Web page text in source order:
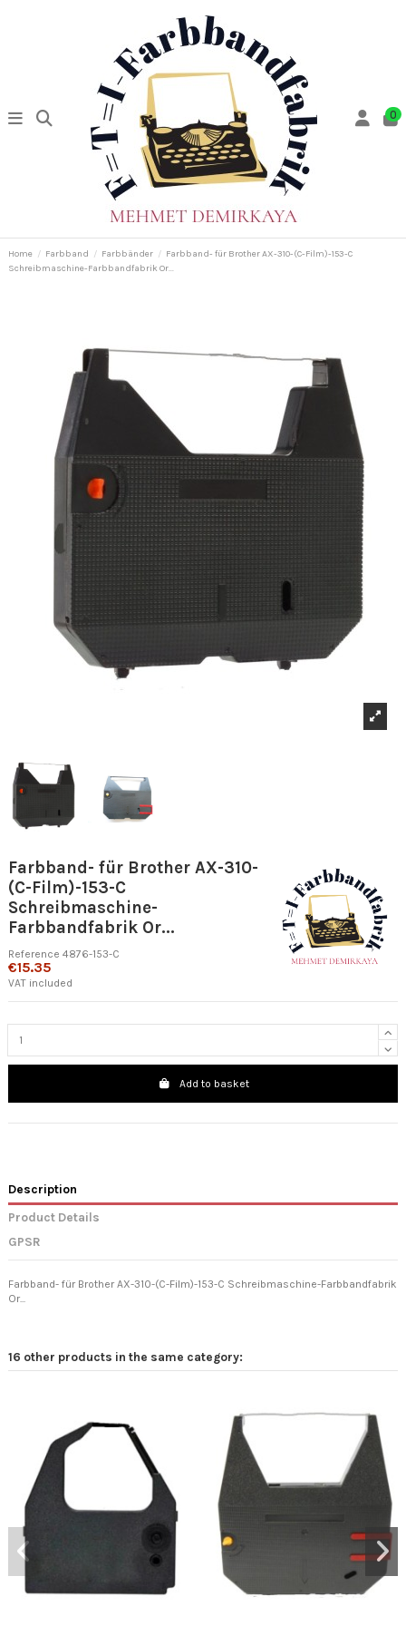
0
Home Farbband Farbbänder
Farbband- für Brother AX-310-(C-Film)-153-C
Schreibmaschine-Farbbandfabrik Or...
Farbband- für Brother AX-310-
(C-Film)-153-C
Schreibmaschine-
Farbbandfabrik Or...
Reference 4876-153-C
€15.35
VAT included
Add to basket
Description
Product Details
GPSR
Farbband- für Brother AX-310-(C-Film)-153-C Schreibmaschine-Farbbandfabrik
Or...
16 other products in the same category: